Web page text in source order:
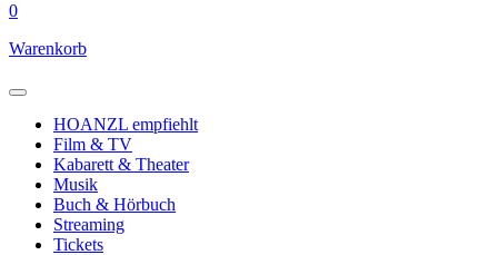
0
Warenkorb
HOANZL empfiehlt
Film & TV
Kabarett & Theater
Musik
Buch & Hörbuch
Streaming
Tickets